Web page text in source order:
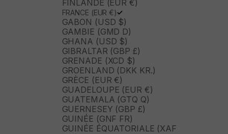
FINLANDE (EUR €)
FRANCE (EUR €)
GABON (USD $)
GAMBIE (GMD D)
GHANA (USD $)
GIBRALTAR (GBP £)
GRENADE (XCD $)
GROENLAND (DKK KR.)
GRÈCE (EUR €)
GUADELOUPE (EUR €)
GUATEMALA (GTQ Q)
GUERNESEY (GBP £)
GUINÉE (GNF FR)
GUINÉE ÉQUATORIALE (XAF